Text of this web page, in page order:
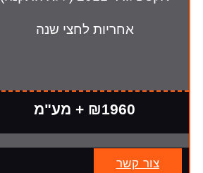
אחריות לחצי שנה
₪1960 + מע"מ
צור קשר